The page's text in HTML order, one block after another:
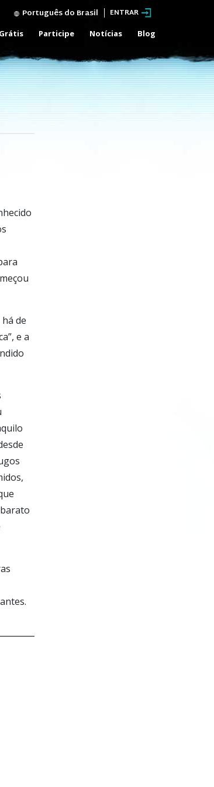
Português do Brasil ENTRAR
Participe Notícias Blog
de
e a